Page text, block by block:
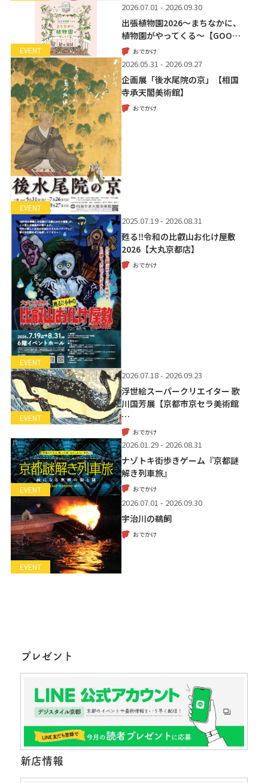
EVENT
2026.07.01 - 2026.09.30
出張植物園2026～まちなかに、
植物園がやってくる～【GOO…
おでかけ
EVENT
2026.05.31 - 2026.09.27
企画展「後水尾院の京」【相国
寺承天閣美術館】
おでかけ
EVENT
2025.07.19 - 2026.08.31
甦る‼令和の比叡山お化け屋敷
2026【大丸京都店】
おでかけ
EVENT
2026.07.18 - 2026.09.23
浮世絵スーパークリエイター 歌
川国芳展【京都市京セラ美術館
…
おでかけ
EVENT
2026.01.29 - 2026.08.31
ナゾトキ街歩きゲーム『京都謎
解き列車旅』
おでかけ
EVENT
2026.07.01 - 2026.09.30
宇治川の鵜飼
おでかけ
プレゼント
新店情報